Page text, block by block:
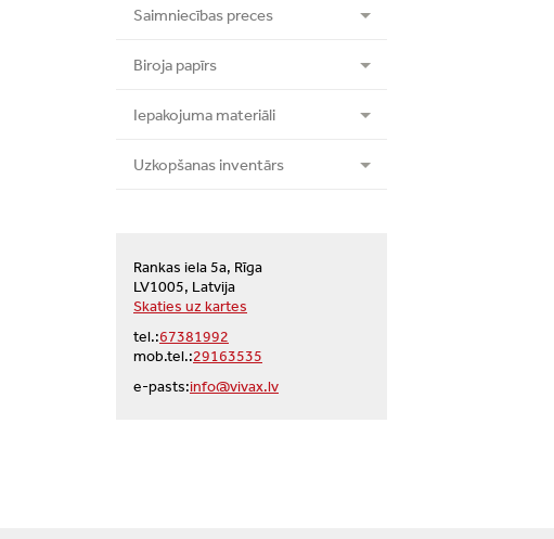
Saimniecības preces
Biroja papīrs
Iepakojuma materiāli
Uzkopšanas inventārs
Rankas iela 5a, Rīga
LV1005, Latvija
Skaties uz kartes
tel.:67381992
mob.tel.:29163535
e-pasts:info@vivax.lv